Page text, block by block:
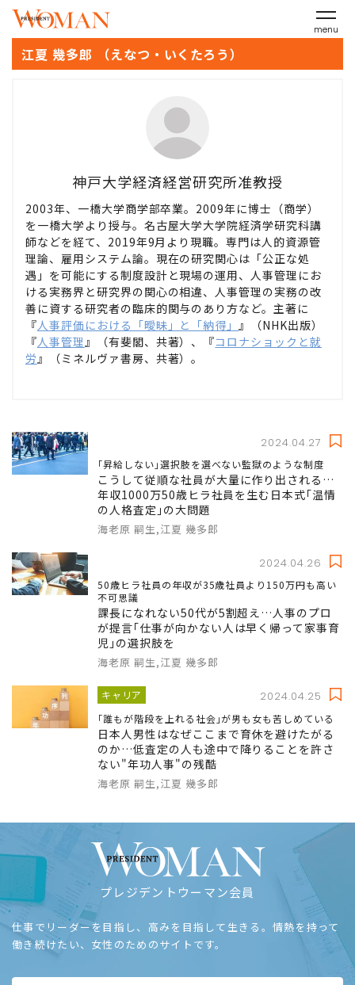
menu
江夏 幾多郎 （えなつ・いくたろう）
神戸大学経済経営研究所准教授
2003年、一橋大学商学部卒業。2009年に博士（商学）
を一橋大学より授与。名古屋大学大学院経済学研究科講
師などを経て、2019年9月より現職。専門は人的資源管
理論、雇用システム論。現在の研究関心は「公正な処
遇」を可能にする制度設計と現場の運用、人事管理にお
ける実務界と研究界の関心の相違、人事管理の実務の改
善に資する研究者の臨床的関与のあり方など。主著に
『人事評価における「曖昧」と「納得」
』（NHK出版）
『人事管理 』（有斐閣、共著）、『コロナショックと就
労 』（ミネルヴァ書房、共著）。
2024.04.27
｢昇給しない｣選択肢を選べない監獄のような制度
こうして従順な社員が大量に作り出される…
年収1000万50歳ヒラ社員を生む日本式｢温情
の人格査定｣の大問題
海老原 嗣生,江夏 幾多郎
2024.04.26
50歳ヒラ社員の年収が35歳社員より150万円も高い
不可思議
課長になれない50代が5割超え…人事のプロ
が提言｢仕事が向かない人は早く帰って家事育
児｣の選択肢を
海老原 嗣生,江夏 幾多郎
キャリア 2024.04.25
｢誰もが階段を上れる社会｣が男も女も苦しめている
日本人男性はなぜここまで育休を避けたがる
のか…低査定の人も途中で降りることを許さ
ない"年功人事"の残酷
海老原 嗣生,江夏 幾多郎
プレジデントウーマン会員
仕事でリーダーを目指し、高みを目指して生きる。情熱を持って
働き続けたい、女性のためのサイトです。